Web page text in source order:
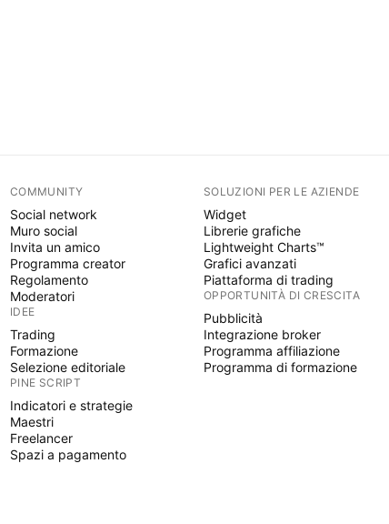
COMMUNITY
Social network
Muro social
Invita un amico
Programma creator
Regolamento
Moderatori
IDEE
Trading
Formazione
Selezione editoriale
PINE SCRIPT
Indicatori e strategie
Maestri
Freelancer
Spazi a pagamento
SOLUZIONI PER LE AZIENDE
Widget
Librerie grafiche
Lightweight Charts™
Grafici avanzati
Piattaforma di trading
OPPORTUNITÀ DI CRESCITA
Pubblicità
Integrazione broker
Programma affiliazione
Programma di formazione